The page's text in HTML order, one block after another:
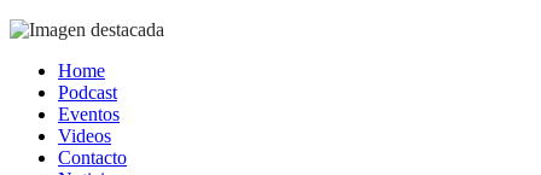
Home
Podcast
Eventos
Videos
Contacto